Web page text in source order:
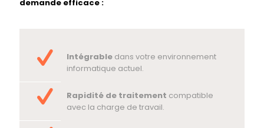
demande efficace :
Intégrable dans votre environnement
informatique actuel.
Rapidité de traitement compatible
avec la charge de travail.